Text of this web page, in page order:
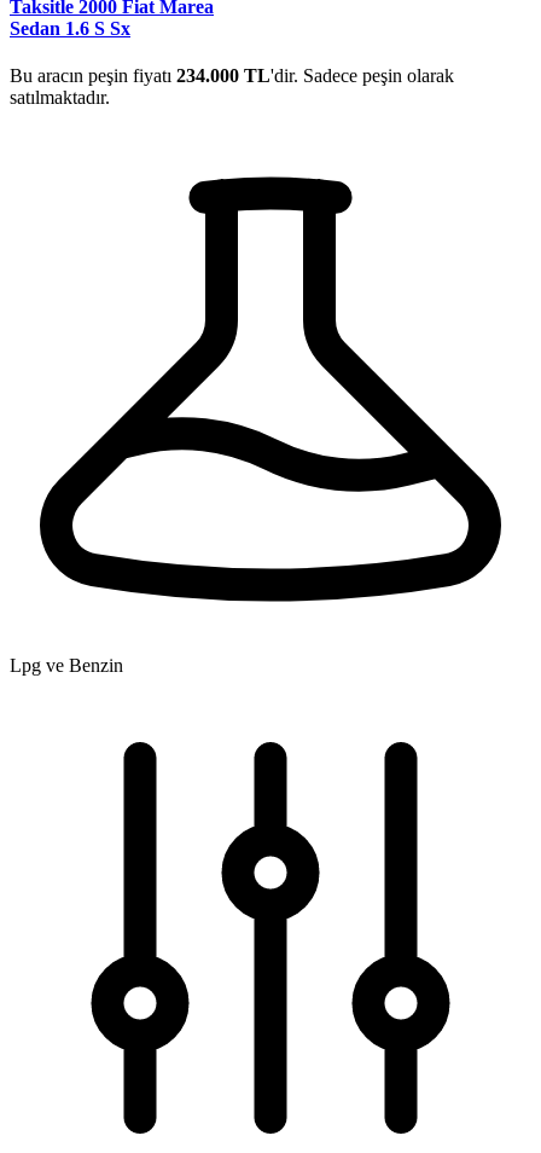
Taksitle 2000 Fiat Marea
Sedan 1.6 S Sx
Bu aracın peşin fiyatı 234.000 TL'dir. Sadece peşin olarak
satılmaktadır.
Lpg ve Benzin